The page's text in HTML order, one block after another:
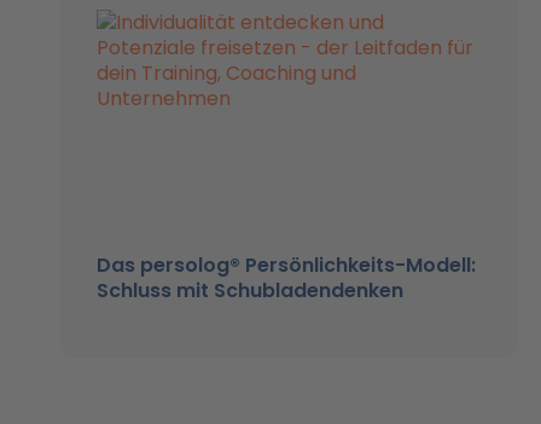
Das persolog® Persönlichkeits-Modell:
Schluss mit Schubladendenken